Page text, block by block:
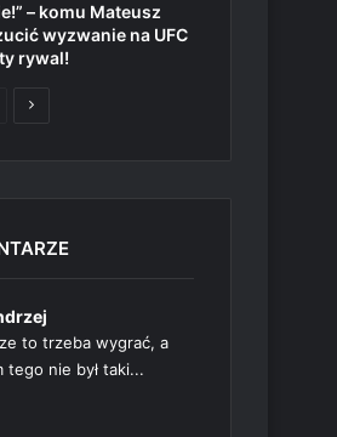
– komu Mateusz
wyzwanie na UFC
rywal!
Następna
to trzeba wygrać, a
tego nie był taki...